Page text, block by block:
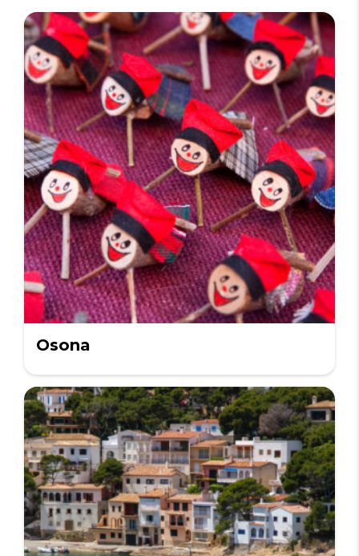
Osona